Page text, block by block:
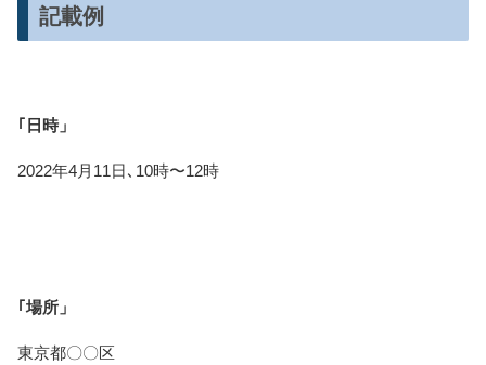
記載例
｢日時」
2022年4月11日､10時〜12時
｢場所」
東京都〇〇区